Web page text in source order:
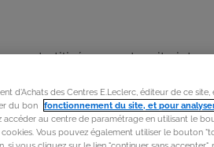
sont utilisés sur notre site
d'Achats des Centres E.Leclerc, éditeur de ce
du bon fonctionnement du site, et pour
accéder au centre de paramétrage en utilisant le
cookies. Vous pouvez également utiliser le bouton